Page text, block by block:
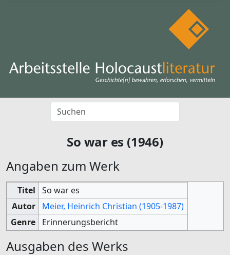
So war es (1946)
Angaben zum Werk
Titel
So war es
Autor
Meier, Heinrich Christian (1905-1987)
Genre
Erinnerungsbericht
Ausgaben des Werks